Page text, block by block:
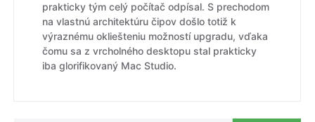
prakticky tým celý počítač odpísal. S prechodom
na vlastnú architektúru čipov došlo totiž k
výraznému okliešteniu možností upgradu, vďaka
čomu sa z vrcholného desktopu stal prakticky
iba glorifikovaný Mac Studio.